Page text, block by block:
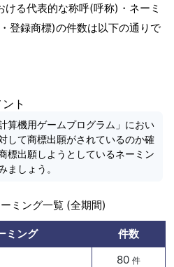
る代表的な称呼(呼称)・ネーミ
登録商標)の件数は以下の通りで
ト
算機用ゲームプログラム」におい
して商標出願がされているのか確
標出願しようとしているネーミン
ましょう。
ミング一覧 (全期間)
ミング
件数
80 件